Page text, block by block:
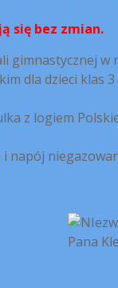
się bez zmian.
gimnastycznej w
dla dzieci klas 3
z logiem
i napój